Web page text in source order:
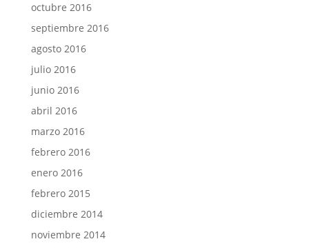
octubre 2016
septiembre 2016
agosto 2016
julio 2016
junio 2016
abril 2016
marzo 2016
febrero 2016
enero 2016
febrero 2015
diciembre 2014
noviembre 2014